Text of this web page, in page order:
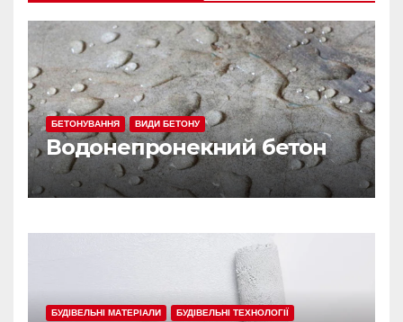
БЕТОНУВАННЯ ВИДИ БЕТОНУ
Водонепронекний бетон
БУДІВЕЛЬНІ МАТЕРІАЛИ БУДІВЕЛЬНІ ТЕХНОЛОГІЇ